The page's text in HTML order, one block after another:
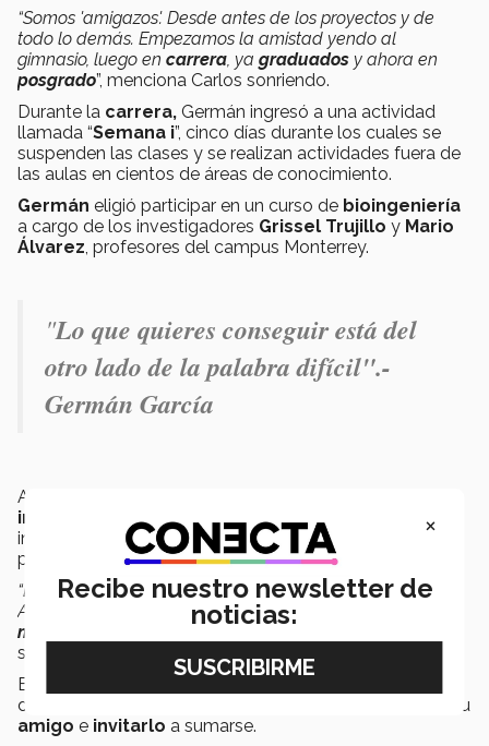
“Somos 'amigazos'. Desde antes de los proyectos y de
todo lo demás. Empezamos la amistad yendo al
gimnasio, luego en carrera, ya graduados y ahora en
posgrado”, menciona Carlos sonriendo.
Durante la carrera, Germán ingresó a una actividad
llamada “Semana i”, cinco días durante los cuales se
suspenden las clases y se realizan actividades fuera de
las aulas en cientos de áreas de conocimiento.
Germán eligió participar en un curso de bioingeniería
a cargo de los investigadores Grissel Trujillo y Mario
Álvarez, profesores del campus Monterrey.
"Lo que quieres conseguir está del
otro lado de la palabra difícil".-
Germán García
Ambos científicos han impulsado
investigaciónpara alumnos del Tec Harvarde
incluso
Grissel ha sidopremiada internacionalmente
por su trabajo en impresión de órganos.
“Empezamos en 2018en el laboratorio de Mario y Grissel.
A ellos les
laoportunidad.
mentores
señala Germán.
Esa sería la
de la
, no sin antes voltear hacia donde su
amigo e invitarlo a sumarse.
×
Recibe nuestro newsletter de
noticias: